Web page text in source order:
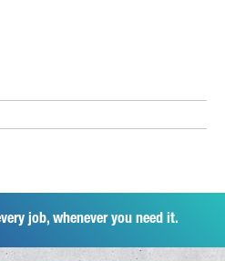
job, whenever you need it.